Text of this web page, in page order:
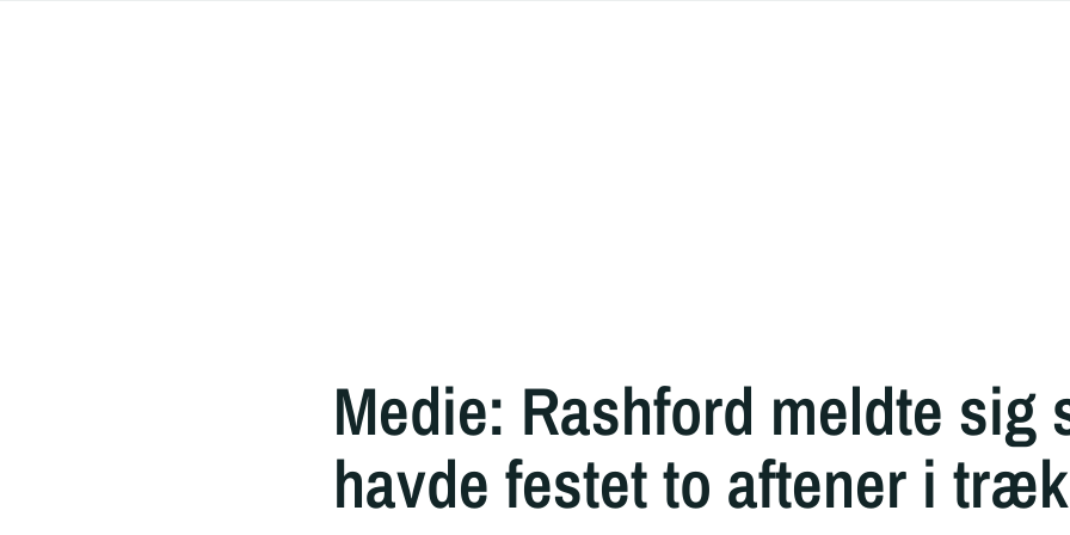
Medie: Rashford meldte sig
havde festet to aftener i træk